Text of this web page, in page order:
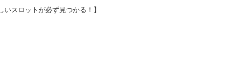
スロットが必ず見つかる！】